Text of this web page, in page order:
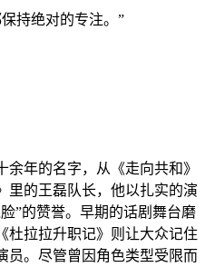
持绝对的专注。”
年的名字，从《走向共和》
里的王磊队长，他以扎实的演
”的赞誉。早期的话剧舞台磨
杜拉拉升职记》则让大众记住
员。尽管曾因角色类型受限而